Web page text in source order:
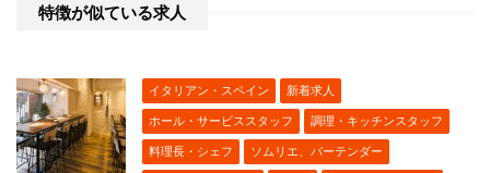
特徴が似ている求人
イタリアン・スペイン 新着求人
ホール・サービススタッフ 調理・キッチンスタッフ
料理長・シェフ ソムリエ、バーテンダー